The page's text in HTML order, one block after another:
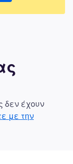
δεν έχουν
με την